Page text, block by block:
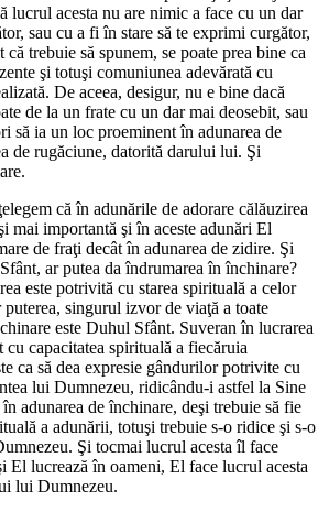
lucrul acesta nu are nimic a face cu un dar
sau cu a fi în stare să te exprimi curgător,
trebuie să spunem, se poate prea bine ca
şi totuşi comuniunea adevărată cu
De aceea, desigur, nu e bine dacă
de la un frate cu un dar mai deosebit, sau
să ia un loc proeminent în adunarea de
de rugăciune, datorită darului lui. Şi
că în adunările de adorare călăuzirea
mai importantă şi în aceste adunări El
de fraţi decât în adunarea de zidire. Şi
ar putea da îndrumarea în închinare?
este potrivită cu starea spirituală a celor
singurul izvor de viaţă a toate
este Duhul Sfânt. Suveran în lucrarea
capacitatea spirituală a fiecăruia
ca să dea expresie gândurilor potrivite cu
lui Dumnezeu, ridicându-i astfel la Sine
adunarea de închinare, deşi trebuie să fie
a adunării, totuşi trebuie s-o ridice şi s-o
Şi tocmai lucrul acesta îl face
El lucrează în oameni, El face lucrul acesta
lui Dumnezeu.